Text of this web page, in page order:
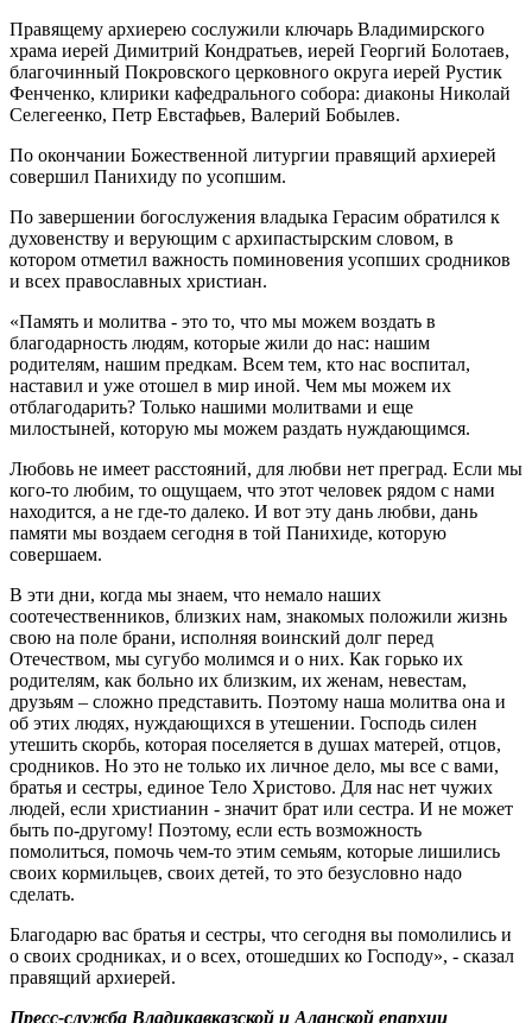
Правящему архиерею сослужили ключарь Владимирского
храма иерей Димитрий Кондратьев, иерей Георгий Болотаев,
благочинный Покровского церковного округа иерей Рустик
Фенченко, клирики кафедрального собора: диаконы Николай
Селегеенко, Петр Евстафьев, Валерий Бобылев.
По окончании Божественной литургии правящий архиерей
совершил Панихиду по усопшим.
По завершении богослужения владыка Герасим обратился к
духовенству и верующим с архипастырским словом, в
котором отметил важность поминовения усопших сродников
и всех православных христиан.
«Память и молитва - это то, что мы можем воздать в
благодарность людям, которые жили до нас: нашим
родителям, нашим предкам. Всем тем, кто нас воспитал,
наставил и уже отошел в мир иной. Чем мы можем их
отблагодарить? Только нашими молитвами и еще
милостыней, которую мы можем раздать нуждающимся.
Любовь не имеет расстояний, для любви нет преград. Если мы
кого-то любим, то ощущаем, что этот человек рядом с нами
находится, а не где-то далеко. И вот эту дань любви, дань
памяти мы воздаем сегодня в той Панихиде, которую
совершаем.
В эти дни, когда мы знаем, что немало наших
соотечественников, близких нам, знакомых положили жизнь
свою на поле брани, исполняя воинский долг перед
Отечеством, мы сугубо молимся и о них. Как горько их
родителям, как больно их близким, их женам, невестам,
друзьям – сложно представить. Поэтому наша молитва она и
об этих людях, нуждающихся в утешении. Господь силен
утешить скорбь, которая поселяется в душах матерей, отцов,
сродников. Но это не только их личное дело, мы все с вами,
братья и сестры, единое Тело Христово. Для нас нет чужих
людей, если христианин - значит брат или сестра. И не может
быть по-другому! Поэтому, если есть возможность
помолиться, помочь чем-то этим семьям, которые лишились
своих кормильцев, своих детей, то это безусловно надо
сделать.
Благодарю вас братья и сестры, что сегодня вы помолились и
о своих сродниках, и о всех, отошедших ко Господу», - сказал
правящий архиерей.
Пресс-служба Владикавказской и Аланской епархии